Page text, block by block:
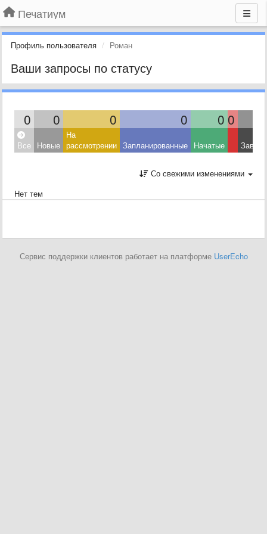
Печатиум
Профиль пользователя Роман
Ваши запросы по статусу
0 0 0 0 0 0
Все Новые
На
рассмотрении Запланированные Начатые
Со свежими изменениями
Нет тем
Сервис поддержки клиентов работает на платформе UserEcho